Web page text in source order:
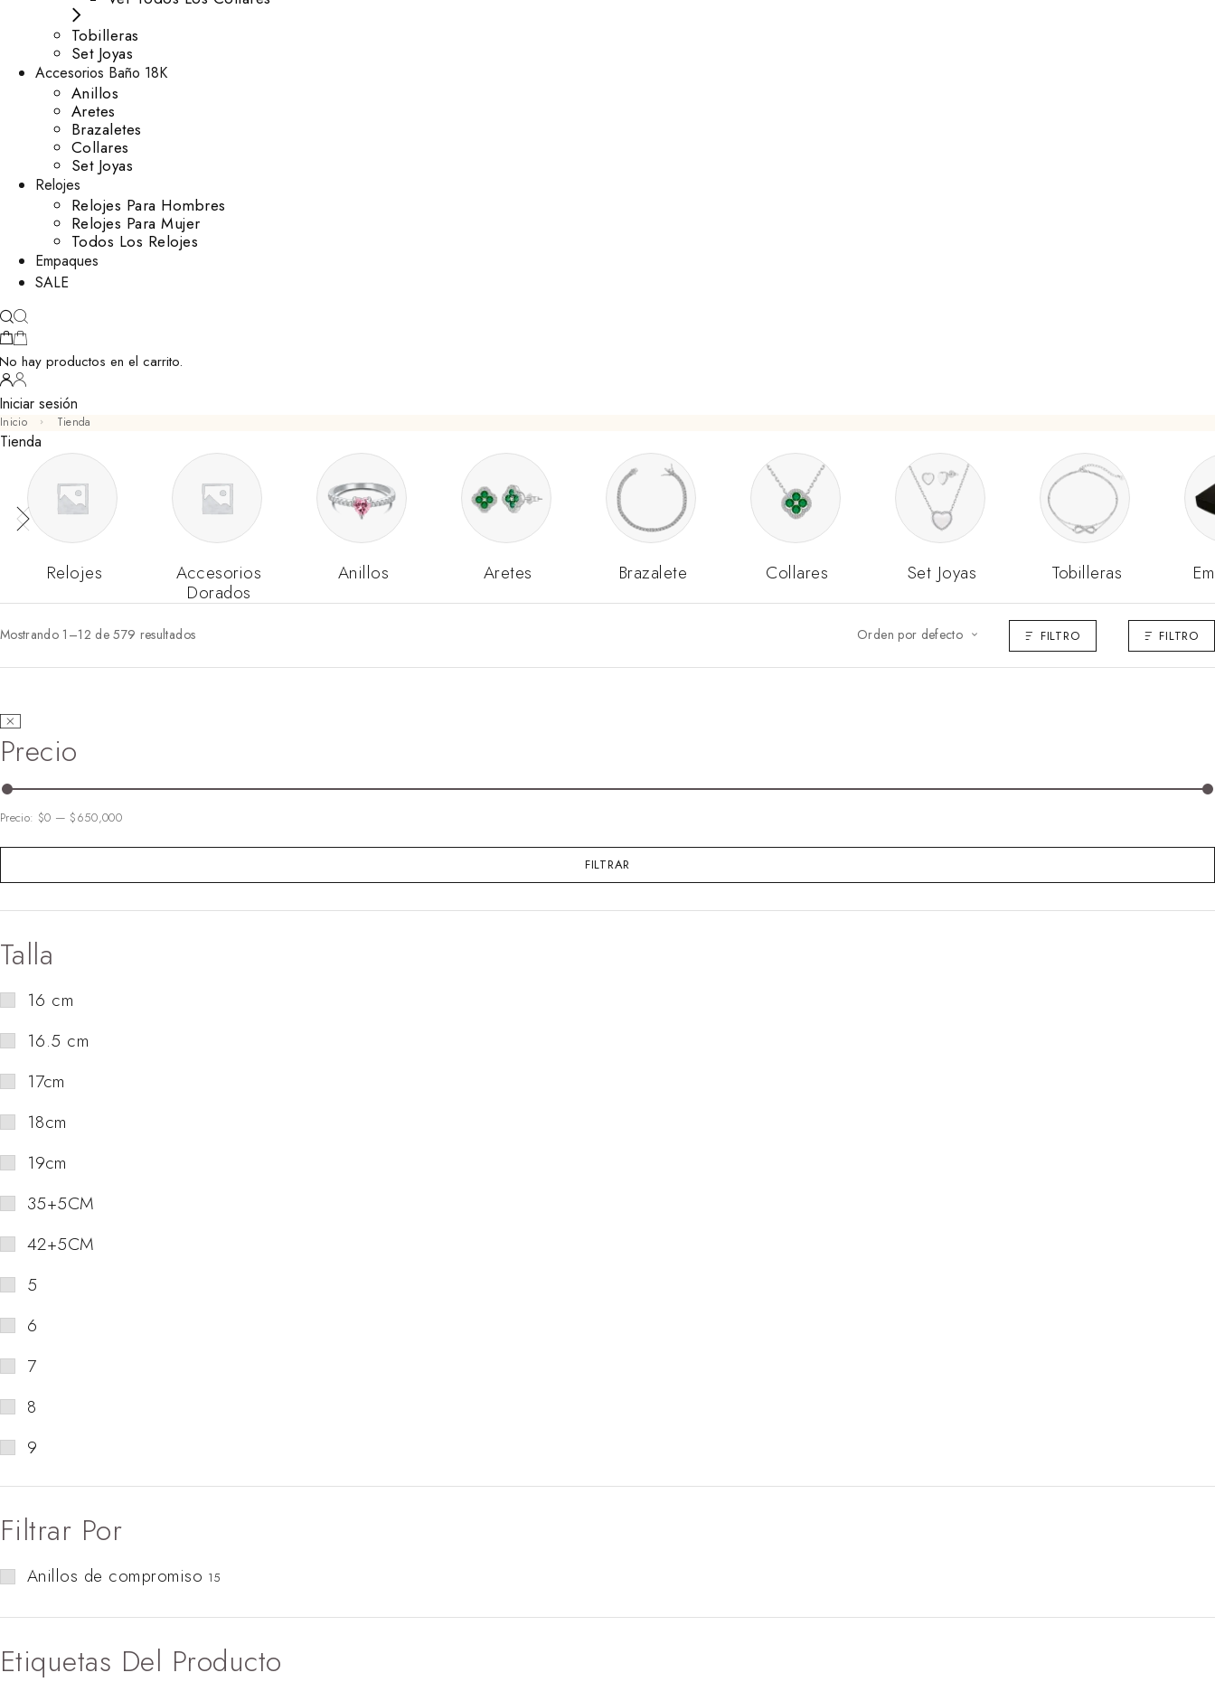
Tobilleras
Set Joyas
Accesorios Baño 18K
Anillos
Aretes
Brazaletes
Collares
Set Joyas
Relojes
Relojes Para Hombres
Relojes Para Mujer
Todos Los Relojes
Empaques
SALE
hay productos en el carrito.
sesión
Inicio Tienda
Tienda
Relojes
Accesorios
Dorados
Anillos Aretes Brazalete Collares Set Joyas Tobilleras
Mostrando 1–12 de 579 resultados Orden por defecto FILTRO FILTRO
Precio
FILTRAR
Precio: $0 —$650,000
Talla
16 cm
16.5 cm
17cm
18cm
19cm
35+5CM
42+5CM
5
6
7
8
9
Filtrar Por
Anillos de compromiso 15
Etiquetas Del Producto